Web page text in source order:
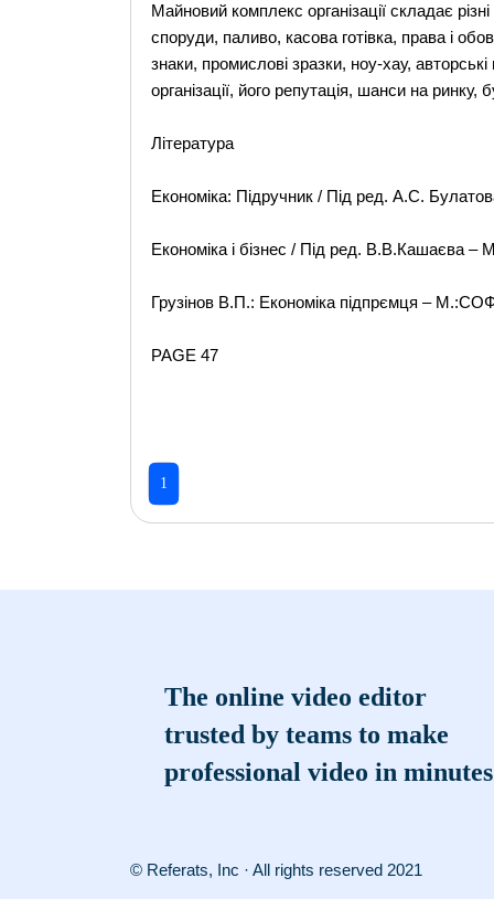
Майновий комплекс організації складає
споруди, паливо, касова готівка, права і
знаки, промислові зразки, ноу-хау,
організації, його репутація, шанси на ринку,
Література
Економіка: Підручник / Під ред. А.С.
Економіка і бізнес / Під ред. В.В.Кашаєва –
Грузінов В.П.: Економіка підпрємця –
PAGE 47
1
The online video editor
trusted by teams to make
professional video in minutes
© Referats, Inc · All rights reserved 2021